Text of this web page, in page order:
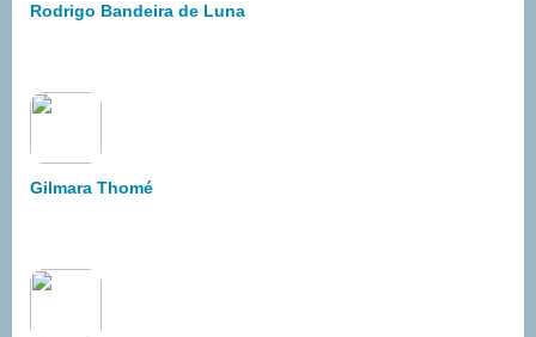
Rodrigo Bandeira de Luna
Gilmara Thomé